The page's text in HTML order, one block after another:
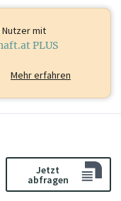
Nutzer mit
PLUS
Mehr erfahren
Jetzt
abfragen